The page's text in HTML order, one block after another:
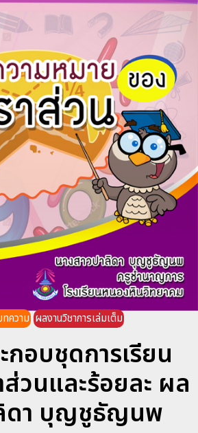
ความ ผลงานวิชาการเล่มเต็ม
กอบชุดการเรียน
ส่วนและร้อยละ ผล
ดา บุญชูธัญนพ